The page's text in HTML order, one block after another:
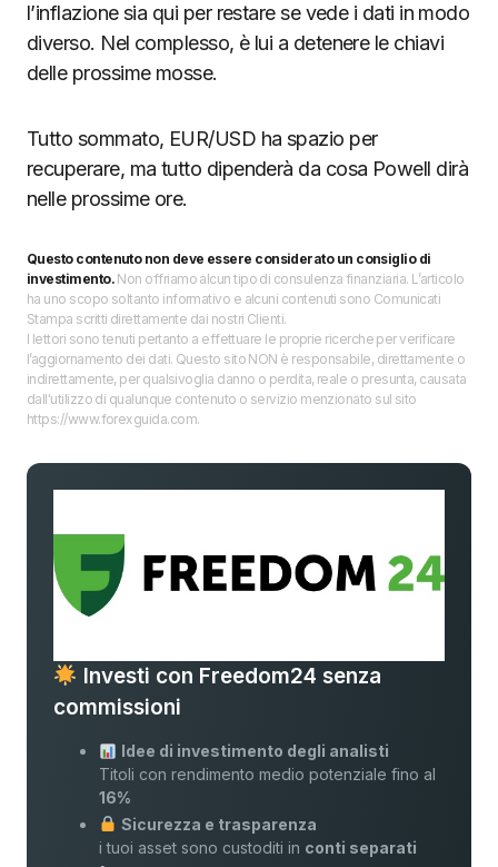
l’inflazione sia qui per restare se vede i dati in modo
diverso. Nel complesso, è lui a detenere le chiavi
delle prossime mosse.
Tutto sommato, EUR/USD ha spazio per
recuperare, ma tutto dipenderà da cosa Powell dirà
nelle prossime ore.
Questo contenuto non deve essere considerato un consiglio di
investimento.Non offriamo alcun tipo di consulenza finanziaria. L’articolo
ha uno scopo soltanto informativo e alcuni contenuti sono Comunicati
Stampa scritti direttamente dai nostri Clienti.
I lettori sono tenuti pertanto a effettuare le proprie ricerche per verificare
l’aggiornamento dei dati. Questo sito NON è responsabile, direttamente o
indirettamente, per qualsivoglia danno o perdita, reale o presunta, causata
dall'utilizzo di qualunque contenuto o servizio menzionato sul sito
https://www.forexguida.com.
Investi con Freedom24 senza
commissioni
Idee di investimento degli analisti
Titoli con rendimento medio potenziale fino al
16%
Sicurezza e trasparenza
i tuoi asset sono custoditi in conti separati